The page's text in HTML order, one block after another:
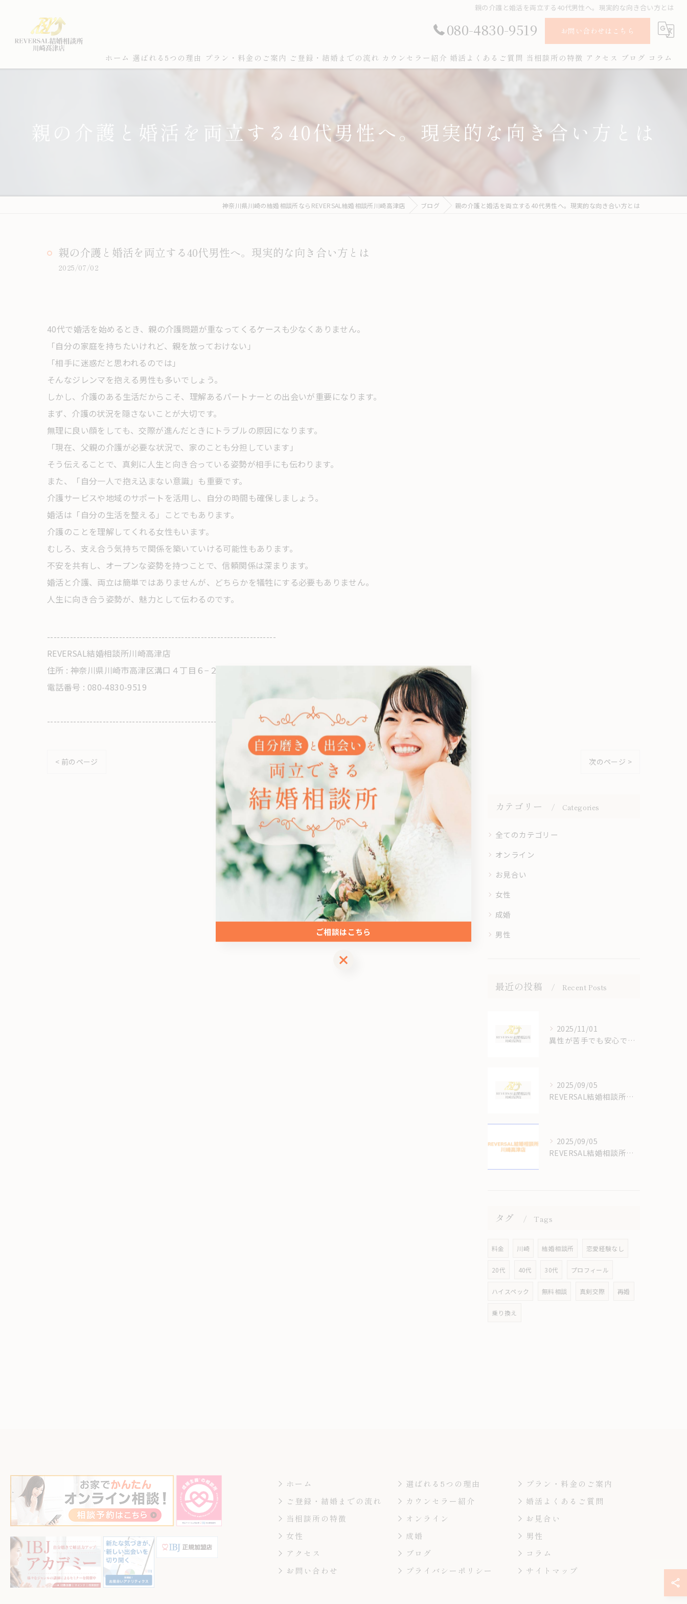
親の介護と婚活を両立する40代男性へ。現実的な向き合い方とは
080-4830-9519 お問い合わせはこちら
ホーム 選ばれる5つの理由 プラン・料金のご案内 ご登録・結婚までの流れ カウンセラー紹介 婚活よくあるご質問 当相談所の特徴
女性
アクセス ブログ コラム
親の介護と婚活を両立する40代男性へ。現実的な向き合い方とは
神奈川県川崎の結婚相談所ならREVERSAL結婚相談所川崎高津店 ブログ 親の介護と婚活を両立する40代男性へ。現実的な向き合い方とは
親の介護と婚活を両立する40代男性へ。現実的な向き合い方とは
2025/07/02
40代で婚活を始めるとき、親の介護問題が重なってくるケースも少なくありません。
「自分の家庭を持ちたいけれど、親を放っておけない」
「相手に迷惑だと思われるのでは」
そんなジレンマを抱える男性も多いでしょう。
しかし、介護のある生活だからこそ、理解あるパートナーとの出会いが重要になります。
まず、介護の状況を隠さないことが大切です。
無理に良い顔をしても、交際が進んだときにトラブルの原因になります。
「現在、父親の介護が必要な状況で、家のことも分担しています」
そう伝えることで、真剣に人生と向き合っている姿勢が相手にも伝わります。
また、「自分一人で抱え込まない意識」も重要です。
介護サービスや地域のサポートを活用し、自分の時間も確保しましょう。
婚活は「自分の生活を整える」ことでもあります。
介護のことを理解してくれる女性もいます。
むしろ、支え合う気持ちで関係を築いていける可能性もあります。
不安を共有し、オープンな姿勢を持つことで、信頼関係は深まります。
婚活と介護、両立は簡単ではありませんが、どちらかを犠牲にする必要もありません。
人生に向き合う姿勢が、魅力として伝わるのです。
----------------------------------------------------------------------
REVERSAL結婚相談所川崎高津店
住所 : 神奈川県川崎市高津区溝口４丁目６−２
電話番号 : 080-4830-9519
----------------------------------------------------------------------
< 前のページ 一覧に戻る 次のページ >
カテゴリー Categories
全てのカテゴリー
オンライン
お見合い
女性
成婚
男性
最近の投稿 Recent Posts
2025/11/01
異性が苦手でも安心できる結婚相談所のオンラインサポート体制
2025/09/05
REVERSAL結婚相談所川崎高津店の結婚相談所の料金はいくらかかるの？
2025/09/05
REVERSAL結婚相談所のサイトをリニューアルしてます！
タグ Tags
料金 川崎 結婚相談所 恋愛経験なし
20代 40代 30代 プロフィール
ハイスペック 無料相談 真剣交際 再婚
乗り換え
ホーム 選ばれる5つの理由
プラン・料金のご案内
ご登録・結婚までの流れ
カウンセラー紹介
婚活よくあるご質問
当相談所の特徴
オンライン
お見合い
女性
成婚
男性
アクセス
ブログ
コラム
お問い合わせ
プライバシーポリシー サイトマップ
ご相談はこちら
ご相談はこちら